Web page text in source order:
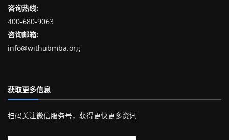
咨询热线:
400-680-9063
咨询邮箱:
info@withubmba.org
获取更多信息
扫码关注微信服务号，获得更快更多资讯